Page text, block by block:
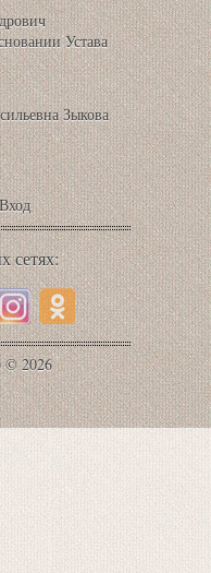
Устава
Зыкова
Вход
сетях:
© 2026